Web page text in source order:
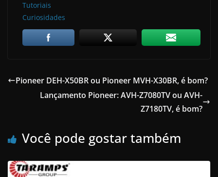
Tutoriais
Curiosidades
Pioneer DEH-X50BR ou Pioneer MVH-X30BR, é bom?
Lançamento Pioneer: AVH-Z7080TV ou AVH-
Z7180TV, é bom?
Você pode gostar também